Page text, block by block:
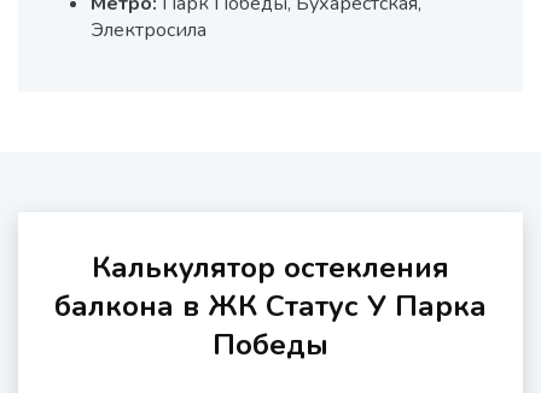
Электросила
Калькулятор остекления
балкона в ЖК Статус У Парка
Победы